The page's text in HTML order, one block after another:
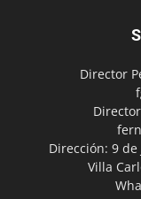
Director
Dirección: 9 de
Villa